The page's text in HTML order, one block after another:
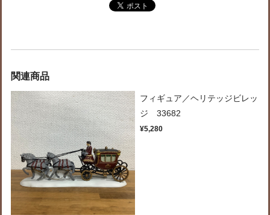
関連商品
フィギュア／ヘリテッジビレッ
ジ 33682
¥5,280